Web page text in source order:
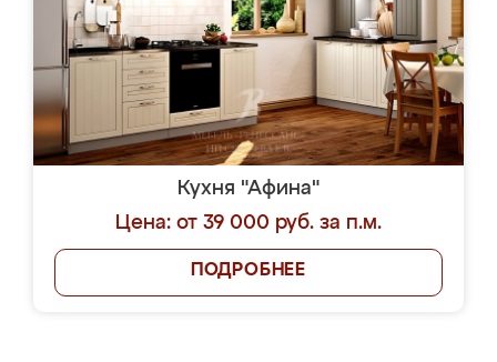
Кухня "Афина"
Цена: от 39 000 руб. за п.м.
ПОДРОБНЕЕ